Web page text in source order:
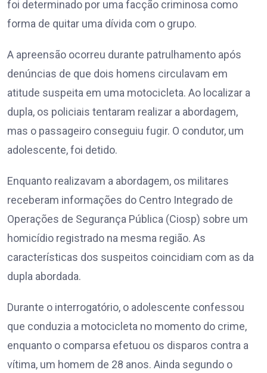
foi determinado por uma facção criminosa como
forma de quitar uma dívida com o grupo.
A apreensão ocorreu durante patrulhamento após
denúncias de que dois homens circulavam em
atitude suspeita em uma motocicleta. Ao localizar a
dupla, os policiais tentaram realizar a abordagem,
mas o passageiro conseguiu fugir. O condutor, um
adolescente, foi detido.
Enquanto realizavam a abordagem, os militares
receberam informações do Centro Integrado de
Operações de Segurança Pública (Ciosp) sobre um
homicídio registrado na mesma região. As
características dos suspeitos coincidiam com as da
dupla abordada.
Durante o interrogatório, o adolescente confessou
que conduzia a motocicleta no momento do crime,
enquanto o comparsa efetuou os disparos contra a
vítima, um homem de 28 anos. Ainda segundo o